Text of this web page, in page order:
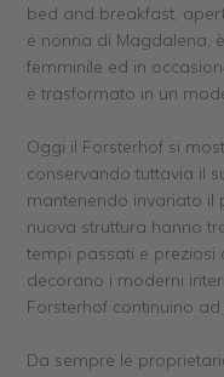
bed and breakfast,
e nonna di Magdalena,
femminile ed in
è trasformato in un
Oggi il Forsterhof si
conservando tuttavia il
mantenendo invariato il
nuova struttura hanno
tempi passati e preziosi
decorano i moderni
Forsterhof continuino
Da sempre le